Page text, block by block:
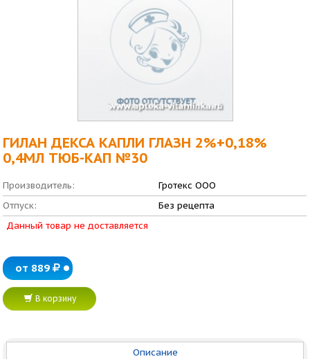
ГИЛАН ДЕКСА КАПЛИ ГЛАЗН 2%+0,18%
0,4МЛ ТЮБ-КАП №30
Производитель:
Гротекс ООО
Отпуск:
Без рецепта
Данный товар не доставляется
от 889
В корзину
Описание